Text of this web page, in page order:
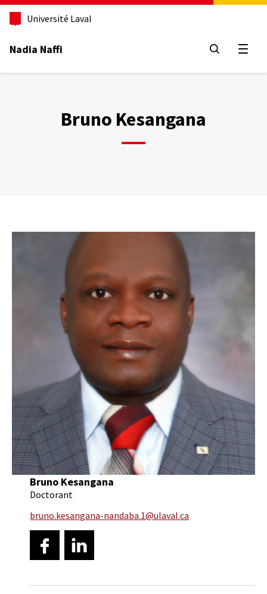
Aller
contenu
Université Laval
Nadia Naffi
Bruno Kesangana
Bruno Kesangana
Doctorant
bruno.kesangana-nandaba.1@ulaval.ca